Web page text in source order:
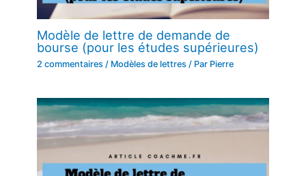
Modèle de lettre de demande de
bourse (pour les études supérieures)
2 commentaires / Modèles de lettres / Par Pierre